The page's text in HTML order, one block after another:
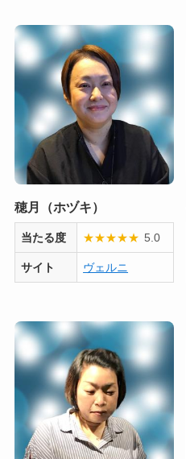
穂月（ホヅキ）
当たる度 ★★★★★ 5.0
サイト ヴェルニ